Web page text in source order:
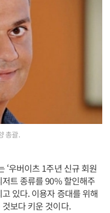
총괄.
‘우버이츠 1주년 신규 회원
트 종류를 90% 할인해주
있다. 이용자 증대를 위해
보다 키운 것이다.